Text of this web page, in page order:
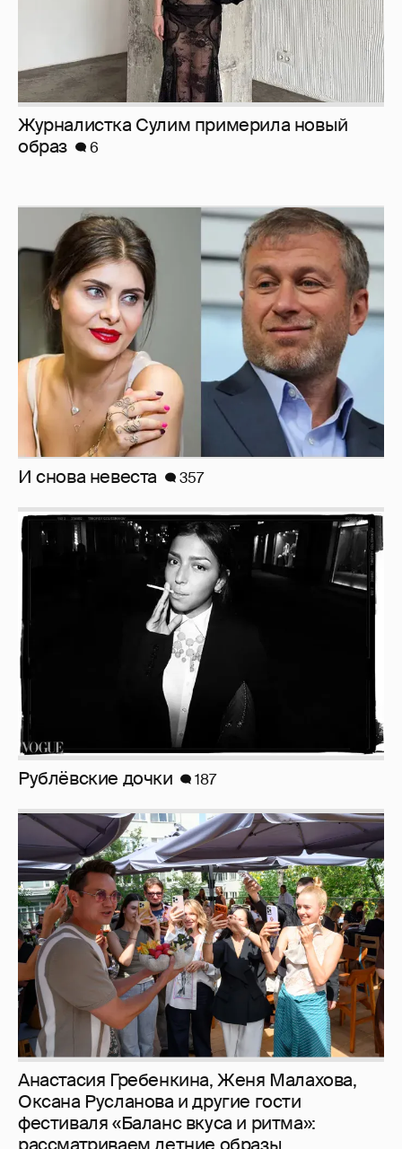
Журналистка Сулим примерила новый
образ
6
И снова невеста 357
Рублёвские дочки 187
Анастасия Гребенкина, Женя Малахова,
Оксана Русланова и другие гости
фестиваля «Баланс вкуса и ритма»: